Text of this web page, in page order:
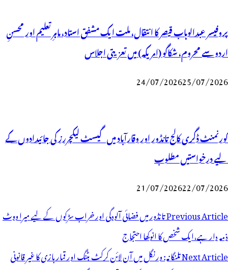
پروفیسر عبدالوہاب قیصر کا انتقال، ملت ایک مشفق استاد، ماہرِتعلیم اور محسنِ
اردو سے محروم، شکاگو (امریکہ) میں تعزیتی اجلاس
24/07/202625/07/2026
گورنمنٹ ڈگری کالج تانڈور اور وقارآباد میں گیسٹ لیکچررز کی جائیدادوں کے
لیے درخواستیں مطلوب
21/07/202622/07/2026
پوسٹوں
کی
نیویگیشن
Previous Articleتانڈور میں فضائی آلودگی اور خراب سڑکوں کے لیے میرا ووٹ
ذمہ دار ہے،ایک شخص کا انوکھا احتجاج
Next Articleتلنگانہ: ورنگل میں آن لائن کرکٹ بٹنگ اور قماربازی کا غیر قانونی